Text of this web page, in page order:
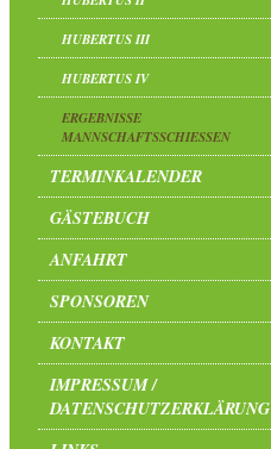
HUBERTUS III
HUBERTUS IV
ERGEBNISSE
MANNSCHAFTSSCHIESSEN
TERMINKALENDER
GÄSTEBUCH
ANFAHRT
SPONSOREN
KONTAKT
IMPRESSUM /
DATENSCHUTZERKLÄRUNG